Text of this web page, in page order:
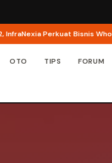
Perkuat Bisnis Wholesale
OTO TIPS FORUM